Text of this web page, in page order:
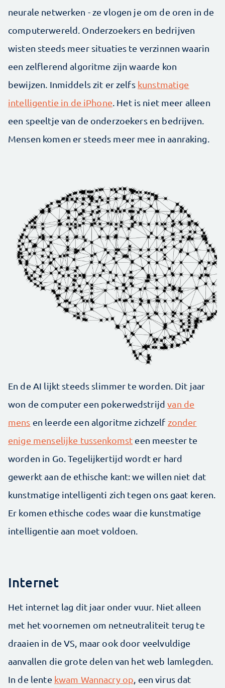
neurale netwerken - ze vlogen je om de oren in de
computerwereld. Onderzoekers en bedrijven
wisten steeds meer situaties te verzinnen waarin
een zelflerend algoritme zijn waarde kon
bewijzen. Inmiddels zit er zelfs kunstmatige
intelligentie in de iPhone. Het is niet meer alleen
een speeltje van de onderzoekers en bedrijven.
Mensen komen er steeds meer mee in aanraking.
En de AI lijkt steeds slimmer te worden. Dit jaar
won de computer een pokerwedstrijdvan de
mens en leerde een algoritme zichzelf zonder
enige menselijke tussenkomst een meester te
worden in Go. Tegelijkertijd wordt er hard
gewerkt aan de ethische kant: we willen niet dat
kunstmatige intelligenti zich tegen ons gaat keren.
Er komen ethische codes waar die kunstmatige
intelligentie aan moet voldoen.
Internet
Het internet lag dit jaar onder vuur. Niet alleen
met het voornemen om netneutraliteit terug te
draaien in de VS, maar ook door veelvuldige
aanvallen die grote delen van het web lamlegden.
In de lente kwam Wannacry op, een virus dat